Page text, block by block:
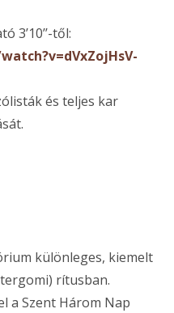
3’10’’-től:
és teljes kar
különleges, kiemelt
rítusban.
a Szent Három Nap